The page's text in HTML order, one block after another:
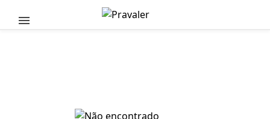
Pular para o conteúdo principal